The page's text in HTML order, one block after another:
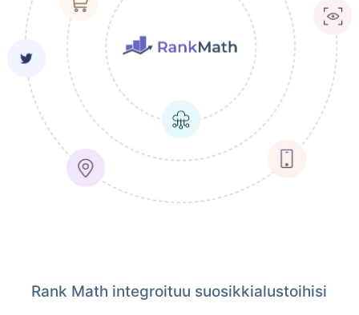
Rank Math integroituu suosikkialustoihisi